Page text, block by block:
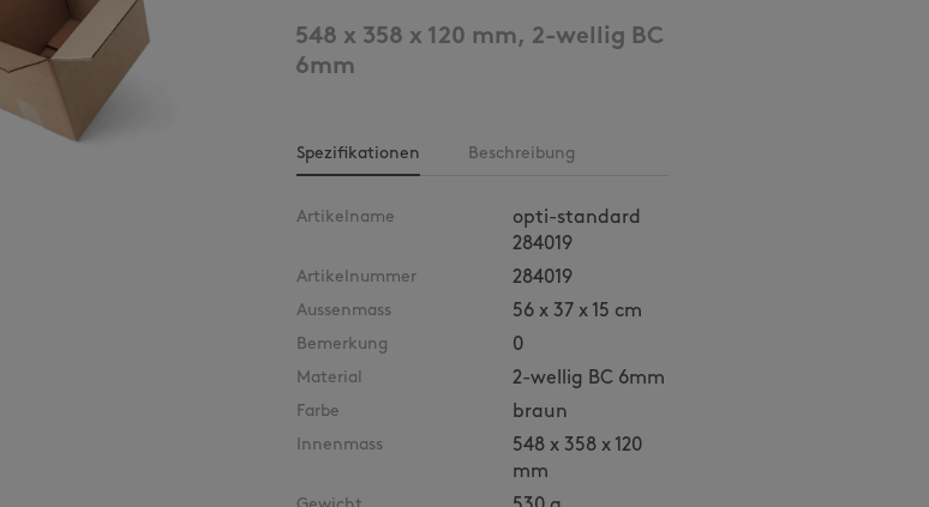
548 x 358 x 120 mm, 2-wellig BC
6mm
Spezifikationen Beschreibung
Artikelname
opti-standard
284019
Artikelnummer 284019
Aussenmass 56 x 37 x 15 cm
Bemerkung 0
Material 2-wellig BC 6mm
Farbe braun
Innenmass
548 x 358 x 120
mm